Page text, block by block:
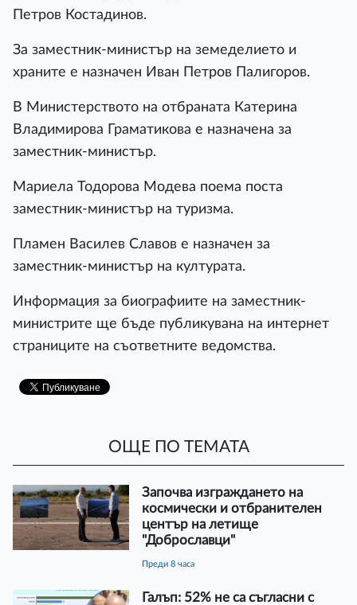
Петров Костадинов.
За заместник-министър на земеделието и
храните е назначен Иван Петров Палигоров.
В Министерството на отбраната Катерина
Владимирова Граматикова е назначена за
заместник-министър.
Мариела Тодорова Модева поема поста
заместник-министър на туризма.
Пламен Василев Славов е назначен за
заместник-министър на културата.
Информация за биографиите на заместник-
министрите ще бъде публикувана на интернет
страниците на съответните ведомства.
ОЩЕ ПО ТЕМАТА
Започва изграждането на
космически и отбранителен
център на летище
"Доброславци"
преди 8 часа
Галъп: 52% не са съгласни с